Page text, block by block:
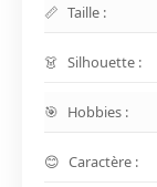
Taille :
Silhouette :
Hobbies :
Caractère :